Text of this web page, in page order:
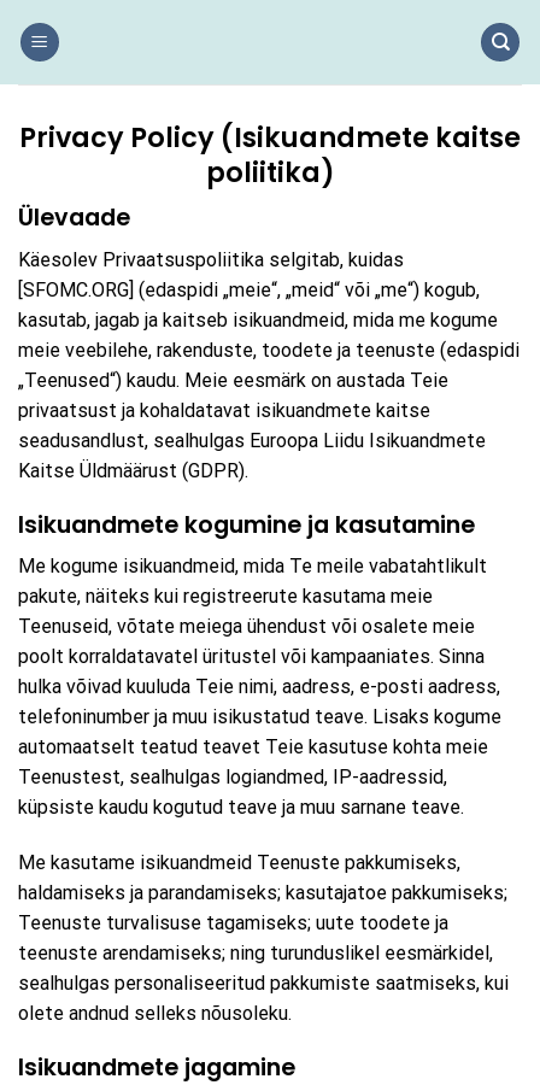
Privacy Policy (Isikuandmete kaitse
poliitika)
Ülevaade
Käesolev Privaatsuspoliitika selgitab, kuidas
[SFOMC.ORG] (edaspidi „meie“, „meid“ või „me“) kogub,
kasutab, jagab ja kaitseb isikuandmeid, mida me kogume
meie veebilehe, rakenduste, toodete ja teenuste (edaspidi
„Teenused“) kaudu. Meie eesmärk on austada Teie
privaatsust ja kohaldatavat isikuandmete kaitse
seadusandlust, sealhulgas Euroopa Liidu Isikuandmete
Kaitse Üldmäärust (GDPR).
Isikuandmete kogumine ja kasutamine
Me kogume isikuandmeid, mida Te meile vabatahtlikult
pakute, näiteks kui registreerute kasutama meie
Teenuseid, võtate meiega ühendust või osalete meie
poolt korraldatavatel üritustel või kampaaniates. Sinna
hulka võivad kuuluda Teie nimi, aadress, e-posti aadress,
telefoninumber ja muu isikustatud teave. Lisaks kogume
automaatselt teatud teavet Teie kasutuse kohta meie
Teenustest, sealhulgas logiandmed, IP-aadressid,
küpsiste kaudu kogutud teave ja muu sarnane teave.
Me kasutame isikuandmeid Teenuste pakkumiseks,
haldamiseks ja parandamiseks; kasutajatoe pakkumiseks;
Teenuste turvalisuse tagamiseks; uute toodete ja
teenuste arendamiseks; ning turunduslikel eesmärkidel,
sealhulgas personaliseeritud pakkumiste saatmiseks, kui
olete andnud selleks nõusoleku.
Isikuandmete jagamine